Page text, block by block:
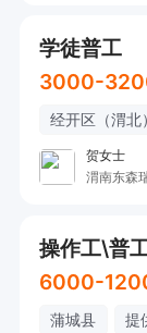
学徒普工
3000-
经开区（渭北）
贺女士
渭南东森
操作工\普
6000-
蒲城县 提